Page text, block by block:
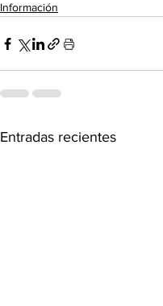
Información
Entradas recientes